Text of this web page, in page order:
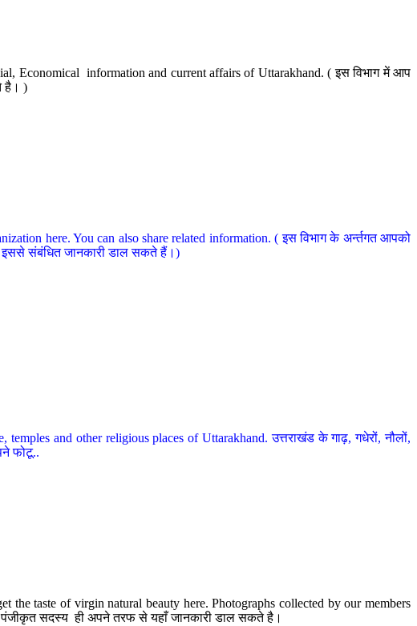
Economical information and current affairs of Uttarakhand. ( इस विभाग में आप
है। )
here. You can also share related information. ( इस विभाग के अर्न्तगत आपको
इससे संबंधित जानकारी डाल सकते हैं।)
and other religious places of Uttarakhand. उत्तराखंड के गाढ़, गधेरों, नौलों,
फोटू..
taste of virgin natural beauty here. Photographs collected by our members
सदस्य ही अपने तरफ से यहाँ जानकारी डाल सकते है।